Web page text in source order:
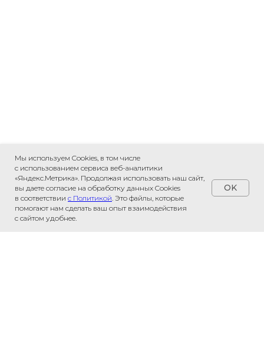
Мы используем Cookies, в том числе
с использованием сервиса веб-аналитики
«Яндекс.Метрика». Продолжая использовать наш сайт,
вы даете согласие на обработку данных Cookies
в соответствии с Политикой. Это файлы, которые
помогают нам сделать ваш опыт взаимодействия
с сайтом удобнее.
OK